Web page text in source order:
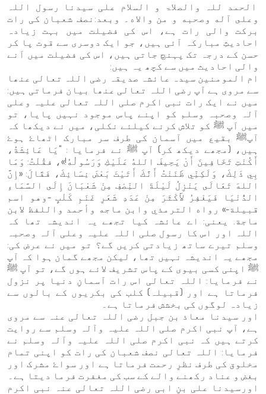
الحمد للہ والصلاۃ و السلام علی سيدنا رسول اللہ
وعلى آله وصحبه و من والاه۔ وبعد:نصف شعبان کی رات
برکت والی رات ہے، اس کی فضیلت میں بہت زیادہ
احادیثِ مبارکہ آئی ہیں، جو ایک دوسری سے قوت پا کر
حسن کے درجہ تک پہنچ جاتی ہیں، اس کی فضیلت میں آنے
والی احادیث میں سے کچھ یہ ہیں:
ام المومنین سیدہ عائشہ صدیقہ رضی اللہ تعالی عنھا
سے مروی ہے آپ رضی اللہ تعالی عنھا بیان فرماتی ہیں:
میں نے ایک رات نبی اکرم صلی اللہ تعالی علیہ وعلی
آلہ وصحبہ وسلم کو اپنے پاس موجود نہیں پایا، تو
میں آپ ﷺ کو تلاش کرنے کیلئے نکلی، میں نے دیکھا کہ
آپﷺ بقیع میں آسمان کی طرف سر مبارک اٹھاۓ ہوۓ
ہیں، (مجھے دیکھ کر) آپ ﷺ نے فرمایا : "يَا عَائِشَةُ،
أَكُنْتِ تَخَافِينَ أَنْ يَحِيفَ اللهُ عَلَيْكِ وَرَسُولُهُ!»، فقُلْتُ: وَمَا
بِي ذَلِكَ، وَلَكِنِّي ظَنَنْتُ أَنَّكَ أَتَيْتَ بَعْضَ نِسَائِكَ، فَقَالَ: «إِنَّ
اللهَ تَعَالَى يَنْزِلُ لَيْلَةَ النِّصْفِ مِنْ شَعْبَانَ إِلَى السَّمَاءِ
الدُّنْيَا فَيَغْفِرُ لأَكْثَرَ مِنْ عَدَدِ شَعَرِ غَنَمِ كَلْبٍ -وهو اسم
قبيلة-» رواه الترمذي وابن ماجه وأحمد واللفظ لابن
ماجة. یعنی: اے عائشہ کیا تجھے یہ اندیشہ تھا کہ
اللہ اور اس کا رسول صلی اللہ علیہ وعلی آلہ وصحبہ
وسلم تیرے ساتھ زیادتی کریں گے؟ تو میں نے عرض کی:
مجھے یہ اندیشہ نہیں تھا، لیکن مجھے گمان ہوا کہ آپ
ﷺ اپنی کسی بیوی کے پاس تشریف لائے ہوں گے، تو آپ ﷺ
نے فرمایا: اللہ تعالی اس رات آسمانِ دنیا پر نزول
فرماتا ہے اور (قبیلہ) کلب کی بکریوں کے بالوں سے
زیادہ لوگوں کی بخشش فرماتا ہے۔
اور سیدنا معاذ بن جبل رضی اللہ تعالی عنہ سے مروی
ہے، آپ نبی اکرم صلی اللہ علیہ وآلہ وسلم سے روایت
کرتے ہیں کہ نبی اکرم صلی اللہ علیہ وآلہ وسلم نے
فرمایا: اللہ تعالی نصف شعبان کی رات کو اپنی تمام
مخلوق کی طرف نظرِ رحمت فرماتا ہے اور سواۓ مشرک اور
بغض و عناد رکھنے والے کے سب کی مغفرت فرما دیتا ہے۔
اورسیدنا علی بنِ ابی رضی اللہ تعالی عنہ نبی اکرم